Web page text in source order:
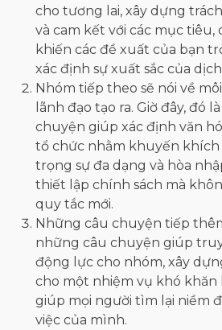
cho tương lai, xây dựng
và cam kết với các mục tiêu,
khiến các đề xuất của bạn
xác định sự xuất sắc của
Nhóm tiếp theo sẽ nói về
lãnh đạo tạo ra. Giờ đây, đó
chuyện giúp xác định văn
tổ chức nhằm khuyến khích
trọng sự đa dạng và hòa
thiết lập chính sách mà
quy tắc mới.
Những câu chuyện tiếp
những câu chuyện giúp
động lực cho nhóm, xây
cho một nhiệm vụ khó khăn
giúp mọi người tìm lại niềm
việc của mình.